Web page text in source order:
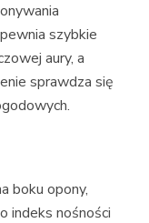
szybkie
aury, a
sprawdza się
boku opony,
indeks nośności